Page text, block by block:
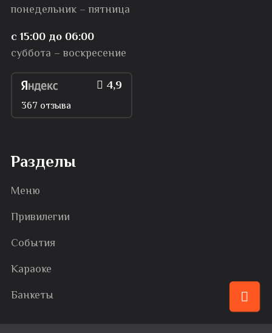
понедельник – пятница
с 15:00 до 06:00
суббота – воскресение
4,9
367 отзыва
Разделы
Меню
Привилегии
События
Караоке
Банкеты